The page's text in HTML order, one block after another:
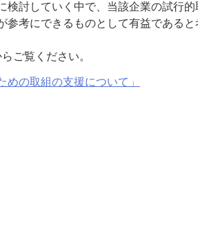
討していく中で、当該企業の試行
考にできるものとして有益である
ご覧ください。
めの取組の支援について」